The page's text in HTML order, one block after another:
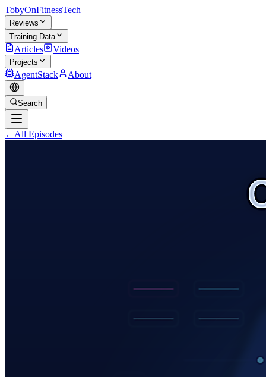
TobyOnFitnessTech
Reviews
Training Data
Articles Videos
Projects
AgentStack About
Search
← All Episodes